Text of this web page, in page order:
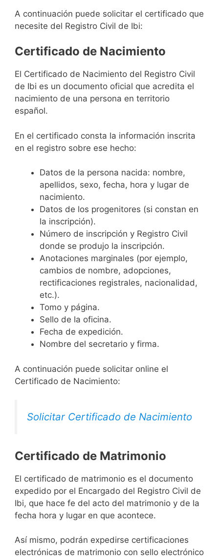
A continuación puede solicitar el certificado que
necesite del Registro Civil de Ibi:
Certificado de Nacimiento
El Certificado de Nacimiento del Registro Civil
de Ibi es un documento oficial que acredita el
nacimiento de una persona en territorio
español.
En el certificado consta la información inscrita
en el registro sobre ese hecho:
Datos de la persona nacida: nombre,
apellidos, sexo, fecha, hora y lugar de
nacimiento.
Datos de los progenitores (si constan en
la inscripción).
Número de inscripción y Registro Civil
donde se produjo la inscripción.
Anotaciones marginales (por ejemplo,
cambios de nombre, adopciones,
rectificaciones registrales, nacionalidad,
etc.).
Tomo y página.
Sello de la oficina.
Fecha de expedición.
Nombre del secretario y firma.
A continuación puede solicitar online el
Certificado de Nacimiento:
Solicitar Certificado de Nacimiento
Certificado de Matrimonio
El certificado de matrimonio es el documento
expedido por el Encargado del Registro Civil de
Ibi, que hace fe del acto del matrimonio y de la
fecha hora y lugar en que acontece.
Así mismo, podrán expedirse certificaciones
electrónicas de matrimonio con sello electrónico